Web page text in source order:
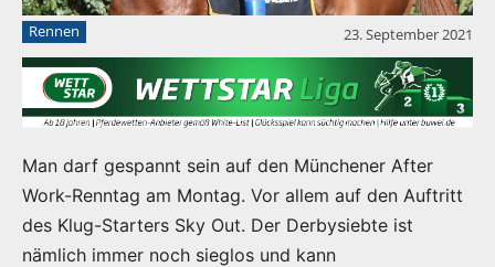
Rennen 23. September 2021
Man darf gespannt sein auf den Münchener After
Work-Renntag am Montag. Vor allem auf den Auftritt
des Klug-Starters Sky Out. Der Derbysiebte ist
nämlich immer noch sieglos und kann